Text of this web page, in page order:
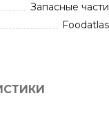
Запасные части
Foodatlas